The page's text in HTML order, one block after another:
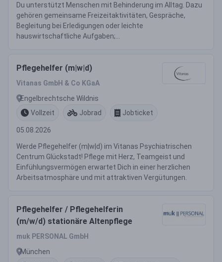
Du unterstützt Menschen mit Behinderung im Alltag. Dazu
gehören gemeinsame Freizeitaktivitäten, Gespräche,
Begleitung bei Erledigungen oder leichte
hauswirtschaftliche Aufgaben;...
Pflegehelfer (m|w|d)
Vitanas GmbH & Co KGaA
Engelbrechtsche Wildnis
Vollzeit
Jobrad Jobticket
05.08.2026
Werde Pflegehelfer (m|w|d) im Vitanas Psychiatrischen
Centrum Glückstadt! Pflege mit Herz, Teamgeist und
Einfühlungsvermögen erwartet Dich in einer herzlichen
Arbeitsatmosphäre und mit attraktiven Vergütungen.
Pflegehelfer / Pflegehelferin
(m/w/d) stationäre Altenpflege
muk PERSONAL GmbH
München